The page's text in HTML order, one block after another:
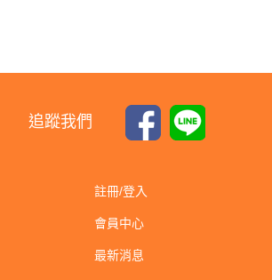
追蹤我們
註冊/登入
會員中心
最新消息